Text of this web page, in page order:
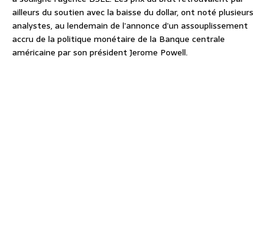
ailleurs du soutien avec la baisse du dollar, ont noté plusieurs
analystes, au lendemain de l’annonce d’un assouplissement
accru de la politique monétaire de la Banque centrale
américaine par son président Jerome Powell.